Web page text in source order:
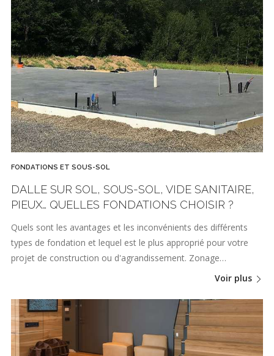
FONDATIONS ET SOUS-SOL
DALLE SUR SOL, SOUS-SOL, VIDE SANITAIRE,
PIEUX… QUELLES FONDATIONS CHOISIR ?
Quels sont les avantages et les inconvénients des différents
types de fondation et lequel est le plus approprié pour votre
projet de construction ou d'agrandissement. Zonage…
Voir plus